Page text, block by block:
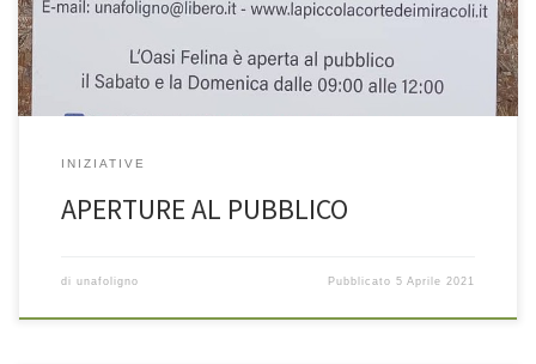
INIZIATIVE
APERTURE AL PUBBLICO
di unafoligno Pubblicato5 Aprile 2021